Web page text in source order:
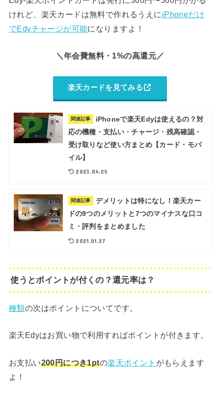
けれど、楽天カードは無料で作れるうえに iPhoneだけ
でEdyチャージが可能になりますよ！
＼年会費無料・1%の高還元／
楽天カードを見てみる
関連記事
iPhoneで楽天Edyは使えるの？対
応の機種・支払い・チャージ・残高確認・
受け取りなど使い方まとめ【カード・モバ
イル】
2023.04.25
関連記事
デメリットは特になし！楽天カー
ドの9つのメリットと7つのマイナスな口コ
ミ・評判をまとめました
2021.01.27
使うとポイントが付くの？還元率は？
種類の次はポイントについてです。
楽天Edyはお買い物で利用すればポイントが付きます。
お支払い200円につき1ptの楽天ポイント がもらえます
よ！